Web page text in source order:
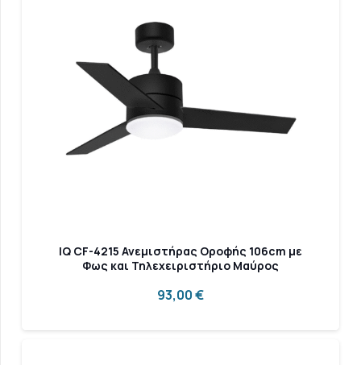
IQ CF-4215 Ανεμιστήρας Οροφής 106cm με
Φως και Τηλεχειριστήριο Μαύρος
93,00€